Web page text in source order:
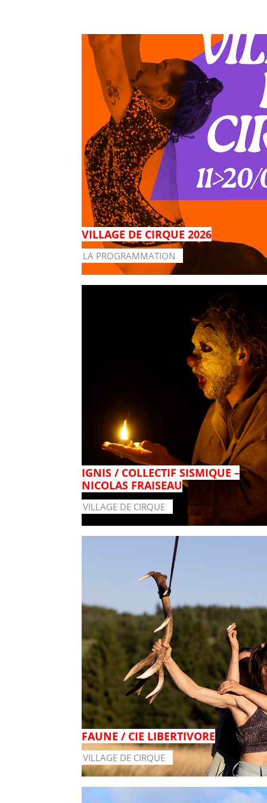
VILLAGE DE CIRQUE 2026
LA PROGRAMMATION
IGNIS / COLLECTIF SISMIQUE –
NICOLAS FRAISEAU
VILLAGE DE CIRQUE
FAUNE / CIE LIBERTIVORE
VILLAGE DE CIRQUE